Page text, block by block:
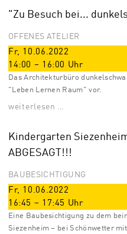
"Zu Besuch bei...
OFFENES ATELIER
Fr, 10.06.2022
14:00 – 16:00 Uhr
Das Architekturbüro
"Leben Lernen Raum" vor.
weiterlesen …
Kindergarten
ABGESAGT!!!
BAUBESICHTIGUNG
Fr, 10.06.2022
16:45 – 17:45 Uhr
Eine Baubesichtigung zu dem
Siezenheim – bei Schönwetter